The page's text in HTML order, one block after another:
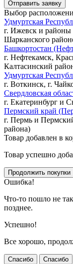
Выбор
Удмуртская
г. Ижевск и районы
Шарканского
Башкортостан
г. Нефтекамск,
Калтасинский
Удмуртская
г. Воткинск, г.
Свердловская
г. Екатеринбург и
Пермский край
г. Пермь и
района)
Товар добавлен в
Товар успешно
Ошибка!
Что-то пошло не
позднее.
Успешно!
Все хорошо,
Спасибо Спасибо